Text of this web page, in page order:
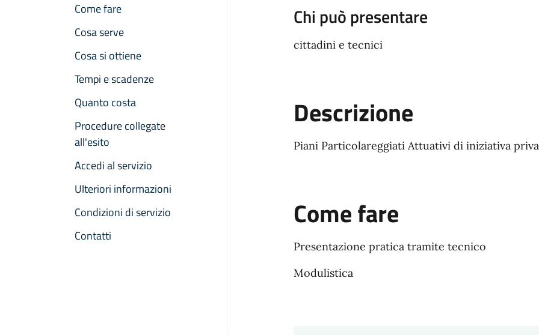
Come fare
Cosa serve
Cosa si ottiene
Tempi e scadenze
Quanto costa
Procedure collegate
all'esito
Accedi al servizio
Ulteriori informazioni
Condizioni di servizio
Contatti
Chi può presentare
cittadini e tecnici
Descrizione
Piani Particolareggiati Attuativi di iniziativa
Come fare
Presentazione pratica tramite tecnico
Modulistica